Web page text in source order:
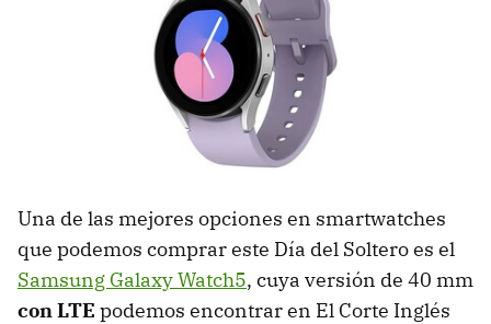
Una de las mejores opciones en smartwatches
que podemos comprar este Día del Soltero es el
Samsung Galaxy Watch5, cuya versión de 40 mm
con LTE podemos encontrar en El Corte Inglés